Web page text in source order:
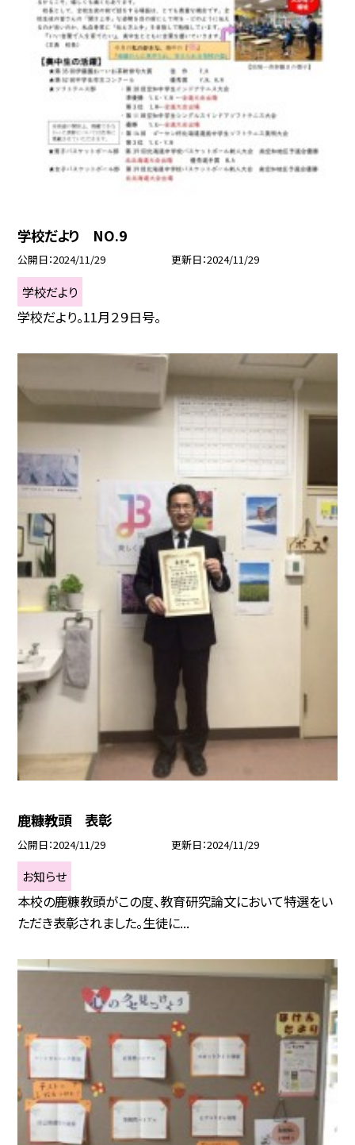
学校だより NO.9
公開日 2024/11/29 更新日 2024/11/29
学校だより
学校だより。11月２９日号。
鹿糠教頭 表彰
公開日 2024/11/29 更新日 2024/11/29
お知らせ
本校の鹿糠教頭がこの度、教育研究論文において特選をい
ただき表彰されました。生徒に...